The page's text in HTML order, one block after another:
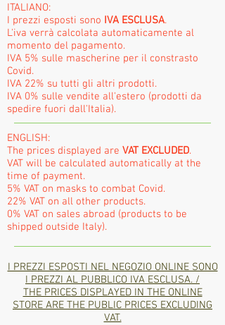
ITALIANO:
I prezzi esposti sono IVA ESCLUSA.
L'iva verrà calcolata automaticamente al
momento del pagamento.
IVA 5% sulle mascherine per il constrasto
Covid.
IVA 22% su tutti gli altri prodotti.
IVA 0% sulle vendite all'estero (prodotti da
spedire fuori dall'Italia).
ENGLISH:
The prices displayed are VAT EXCLUDED.
VAT will be calculated automatically at the
time of payment.
5% VAT on masks to combat Covid.
22% VAT on all other products.
0% VAT on sales abroad (products to be
shipped outside Italy).
I PREZZI ESPOSTI NEL NEGOZIO ONLINE SONO
I PREZZI AL PUBBLICO IVA ESCLUSA. /
THE PRICES DISPLAYED IN THE ONLINE
STORE ARE THE PUBLIC PRICES EXCLUDING
VAT.